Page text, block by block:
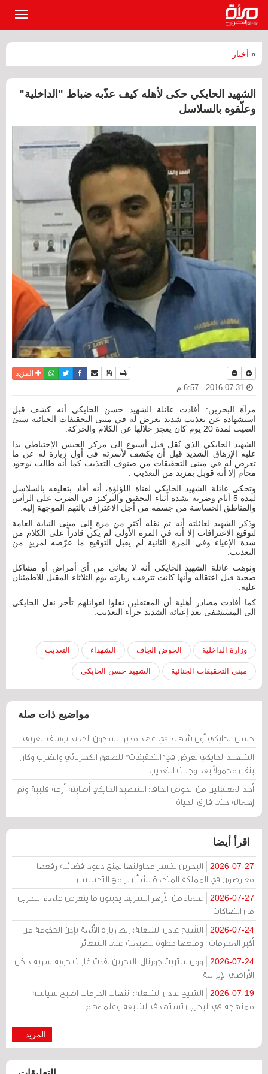
» أخبار
الشهيد الحايكي حكى لأهله كيف عذّبه ضباط "الداخلية"
وعلّقوه بالسلاسل
نسخة للطباعة
حفظ الموضوع
أرسل الى صديق
فيسبوكتويترواتسابالمزيد
مرآة البحرين: أفادت عائلة الشهيد حسن الحايكي أنه كشف قبل
استشهاده عن تعذيب شديد تعرض له في مبنى التحقيقات الجنائية سيئ
الصيت لمدة 20 يوم كان يعجز خلالها عن الكلام والحركة.
الشهيد الحايكي الذي نُقل قبل أسبوع إلى مركز الحبس الإحتياطي بدا
عليه الإرهاق الشديد قبل أن يكشف لأسرته في أول زيارة له عن ما
تعرض له في مبنى التحقيقات من صنوف التعذيب كما أنه طالب بوجود
محام إلا أنه قوبل بمزبد من التعذيب .
وتحكي عائلة الشهيد الحايكي لقناة اللؤلؤة، أنه أفاد بتعليقه بالسلاسل
لمدة 5 أيام وضربه بشدة أثناء التحقيق والتركيز في الضرب على الرأس
والمناطق الحساسة من جسمه من أجل الاعتراف بالتهم الموجهة إليه.
وذكر الشهيد لعائلته أنه تم نقله أكثر من مرة إلى مبنى النيابة العامة
لتوقيع الاعترافات إلا أنه في المرة الأولى لم يكن قادراً على الكلام من
شدة الإعياء وفي المرة الثانية لم يقبل التوقيع ما عرّضه لمزيدٍ من
التعذيب.
ونوهت عائلة الشهيد الحايكي أنه لا يعاني من أي أمراض أو مشاكل
صحية قبل اعتقاله وأنها كانت تترقب زيارته يوم الثلاثاء المقبل للاطمئنان
عليه.
كما أفادت مصادر أهلية أن المعتقلين نقلوا لعوائلهم تأخر نقل الحايكي
الى المستشفى بعد إعيائه الشديد جراء التعذيب.
وزارة الداخلية الحوض الجاف الشهداء التعذيب
مبنى التحقيقات الجنائية الشهيد حسن الحايكي
مواضيع ذات صلة
حسن الحايكي أول شهيد في عهد مدير السجون الجديد يوسف العربي
الشهيد الحايكي تعرض في"التحقيقات" للصعق الكهربائي والضرب وكان
ينقل محمولاً بعد وجبات التعذيب
أحد المعتقلين من الحوض الجاف: الشهيد الحايكي أصابته أزمة قلبية وتم
إهماله حتى فارق الحياة
اقرأ أيضا
2026-07-27
البحرين تخسر محاولتها لمنع دعوى قضائية رفعها
معارضون في المملكة المتحدة بشأن برامج التجسس
2026-07-27
علماء من الأزهر الشريف يدينون ما يتعرض علماء البحرين
من انتهاكات
2026-07-24
الشيخ عادل الشعلة: ربط زيارة الأئمة بإذن الحكومة من
أكبر المحرمات.. ومنعها خطوة للهيمنة على الشعائر
2026-07-24
وول ستريت جورنال: البحرين نفذت غارات جوية سرية داخل
الأراضي الإيرانية
2026-07-19
الشيخ عادل الشعلة: انتهاك الحرمات أصبح سياسة
ممنهجة في البحرين تستهدف الشيعة وعلماءهم
المزيد...